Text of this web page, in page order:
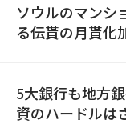
ソウルのマンシ
る伝貰の月貰化
5大銀行も地方
資のハードルは